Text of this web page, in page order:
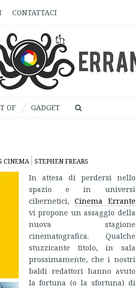
CONTATTACI
OF GADGET
CINEMA STEPHEN FREARS
In attesa di perdersi nello
spazio e in universi
cibernetici, Cinema Errante
vi propone un assaggio della
nuova stagione
cinematografica. Qualche
stuzzicante titolo, in sala
prossimamente, che i nostri
baldi redattori hanno avuto
la fortuna (o la sfortuna) di